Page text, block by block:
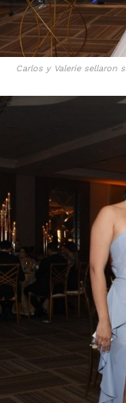
Carlos y Valerie sellaron